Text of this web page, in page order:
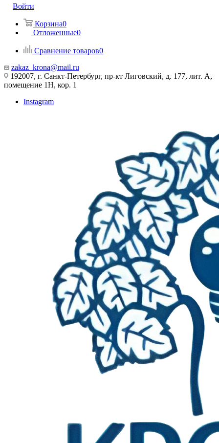
Войти
Корзина0
Отложенные0
Сравнение товаров0
zakaz_krona@mail.ru
192007, г. Санкт-Петербург, пр-кт Лиговский, д. 177, лит. А,
помещение 1Н, кор. 1
Instagram